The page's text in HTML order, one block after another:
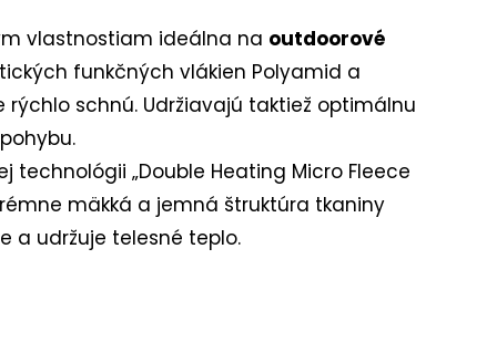
vlastnostiam ideálna na outdoorové
funkčných vlákien Polyamid a
schnú. Udržiavajú taktiež optimálnu
„Double Heating Micro Fleece
mäkká a jemná štruktúra tkaniny
a udržuje telesné teplo.